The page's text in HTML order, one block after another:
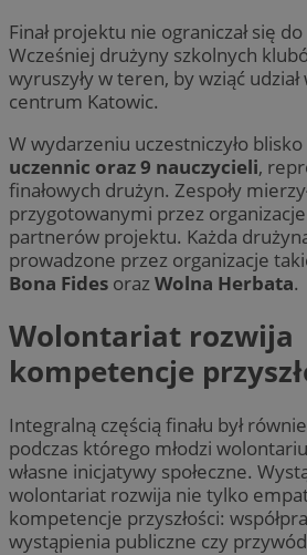
Finał projektu nie ograniczał się
Wcześniej drużyny szkolnych
wyruszyły w teren, by wziąć
centrum Katowic.
W wydarzeniu uczestniczyło blisko
uczennic oraz 9 nauczycieli,
finałowych drużyn. Zespoły
przygotowanymi przez organizacje
partnerów projektu. Każda
prowadzone przez organizacje
Bona Fides orazWolna Herbata.
Wolontariat rozwija
kompetencje
Integralną częścią finału był
podczas którego młodzi
własne inicjatywy społeczne.
wolontariat rozwija nie tylko
kompetencje przyszłości:
wystąpienia publiczne czy